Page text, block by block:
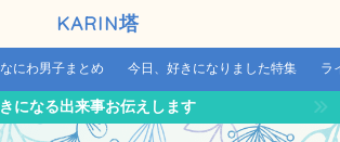
KARIN塔
なにわ男子まとめ 今日、好きになりました特集 ラ
きになる出来事お伝えします